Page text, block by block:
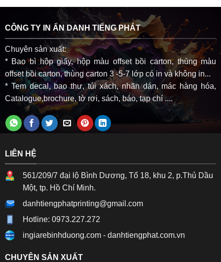
CÔNG TY IN ẤN DANH TIẾNG PHÁT
Chuyên sản xuất:
* Bao bì hộp giấy, hộp màu offset bồi carton, thùng màu
offset bồi carton, thùng carton 3 -5-7 lớp có in và không in...
* Tem decal, bao thư, túi xách, nhãn dán, mác hàng hóa,
Catalogue,brochure, tờ rơi, sách, báo, tạp chí ....
LIÊN HỆ
561/209/7 đại lộ Bình Dương, Tổ 18, khu 2, p.Thủ Dầu
Một, tp. Hồ Chí Minh.
danhtiengphatprinting@gmail.com
Hotline: 0973.227.272
ingiarebinhduong.com- danhtiengphat.com.vn
CHUYÊN SẢN XUẤT